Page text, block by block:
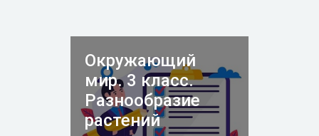
Окружающий
мир. 3 класс.
Разнообразие
растений